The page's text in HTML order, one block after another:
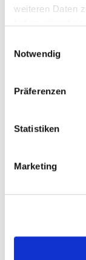
weiteren Daten
Notwendig
Präferenzen
Statistiken
Marketing